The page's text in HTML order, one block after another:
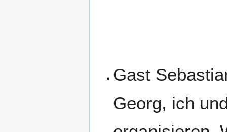
Gast
Georg, ich